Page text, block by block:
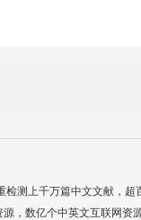
检测上千万篇中文文献，超
，数亿个中英文互联网资